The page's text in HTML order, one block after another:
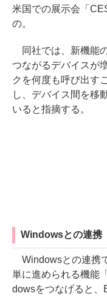
米国での展示会「
の。
同社では、新機能
つながるデバイスが
クを何度も呼び出す
し、デバイス間を移
いると指摘する。
Windowsとの連携
Windowsとの連携
単に進められる機能
dowsをつなげると、